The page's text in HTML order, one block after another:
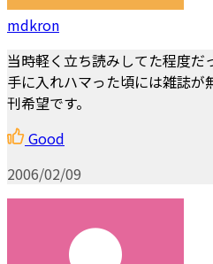
mdkron
当時軽く立ち読みしてた程度だ
手に入れハマった頃には雑誌が
刊希望です。
Good
2006/02/09